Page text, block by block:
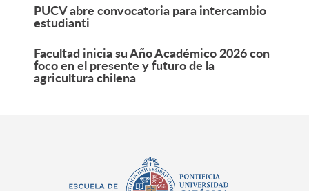
PUCV abre convocatoria para intercambio
estudianti
Facultad inicia su Año Académico 2026 con
foco en el presente y futuro de la
agricultura chilena